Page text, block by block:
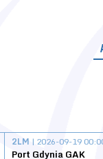
2LM | 2026-09-19
Port Gdynia GAK